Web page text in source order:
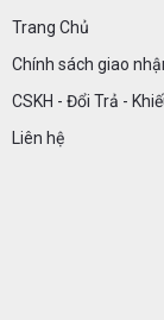
Trang Chủ
Chính sách giao
CSKH - Đổi Trả -
Liên hệ